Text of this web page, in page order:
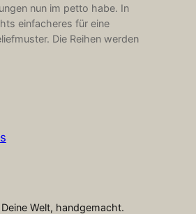
nun im petto habe. In
einfacheres für eine
Die Reihen werden
Welt, handgemacht.